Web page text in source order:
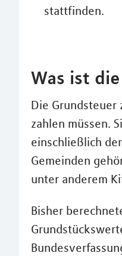
stattfinden.
Was ist
Die Grundsteuer
zahlen müssen.
einschließlich
Gemeinden
unter anderem
Bisher